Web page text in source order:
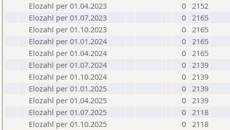
Elozahl per 01.04.2023
0 2152
Elozahl per 01.07.2023
0 2165
Elozahl per 01.10.2023
0 2165
Elozahl per 01.01.2024
0 2165
Elozahl per 01.04.2024
0 2165
Elozahl per 01.07.2024
0 2139
Elozahl per 01.10.2024
0 2139
Elozahl per 01.01.2025
0 2139
Elozahl per 01.04.2025
0 2139
Elozahl per 01.07.2025
0 2118
Elozahl per 01.10.2025
0 2118